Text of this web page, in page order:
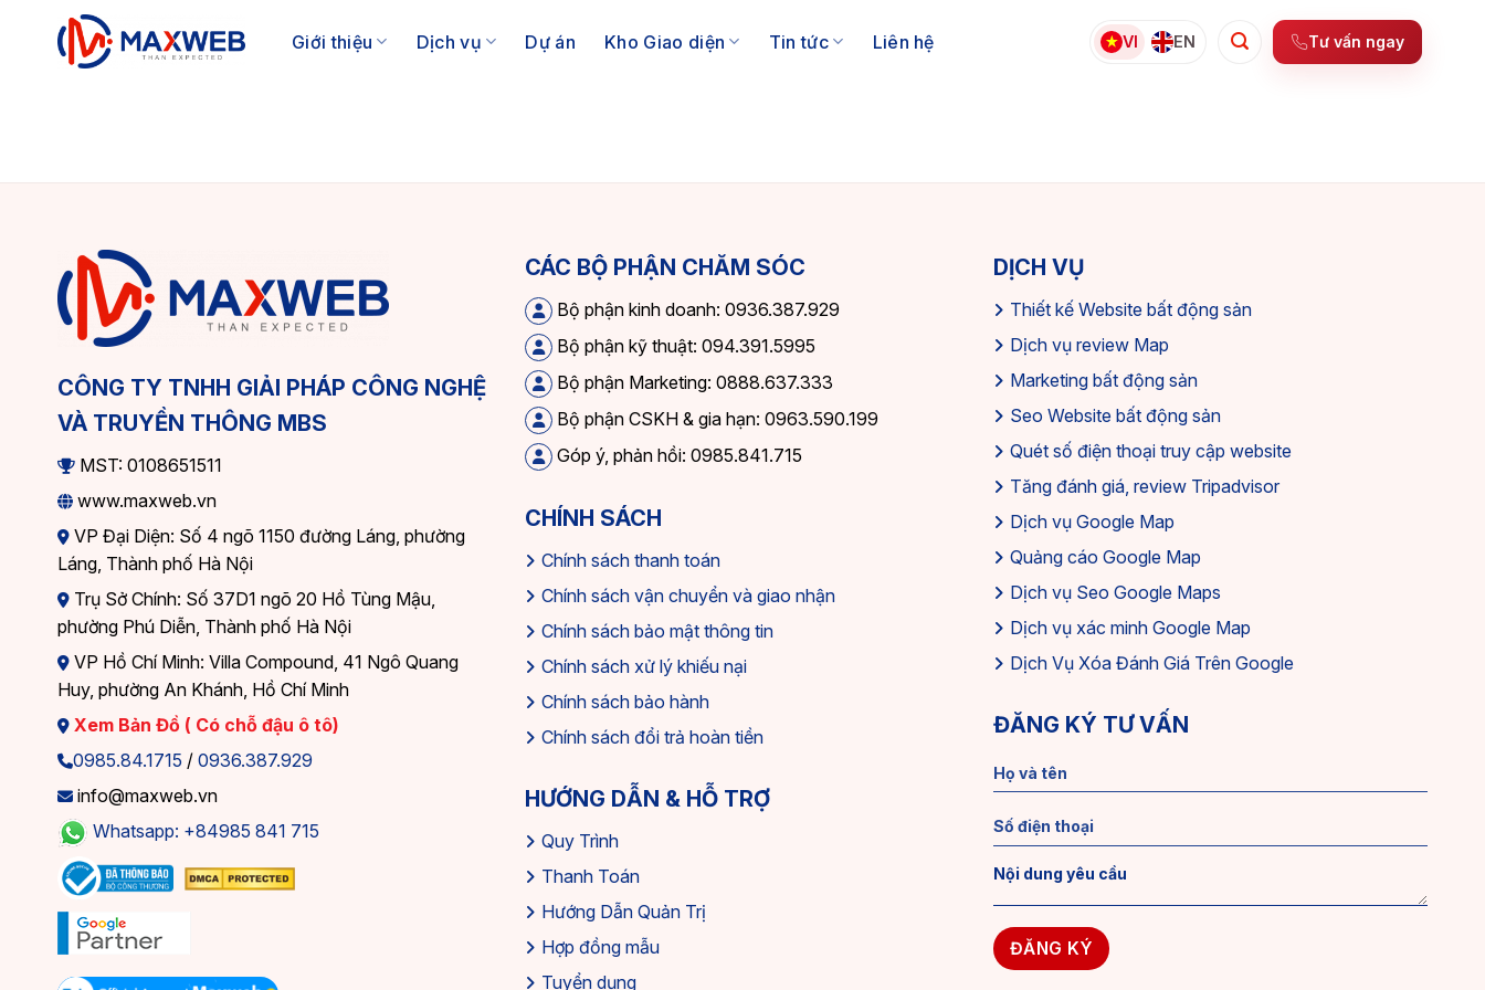
Giới thiệu Dịch vụ Dự án Kho Giao diện Tin tức Liên hệ VI EN Tư vấn ngay
CÔNG TY TNHH GIẢI PHÁP CÔNG NGHỆ
VÀ TRUYỀN THÔNG MBS
MST: 0108651511
www.maxweb.vn
VP Đại Diện: Số 4 ngõ 1150 đường Láng, phường
Láng, Thành phố Hà Nội
Trụ Sở Chính: Số 37D1 ngõ 20 Hồ Tùng Mậu,
phường Phú Diễn, Thành phố Hà Nội
VP Hồ Chí Minh: Villa Compound, 41 Ngô Quang
Huy, phường An Khánh, Hồ Chí Minh
Xem Bản Đồ ( Có chỗ đậu ô tô)
0985.84.1715 / 0936.387.929
info@maxweb.vn
Whatsapp: +84985 841 715
CÁC BỘ PHẬN CHĂM SÓC
Bộ phận kinh doanh: 0936.387.929
Bộ phận kỹ thuật: 094.391.5995
Bộ phận Marketing: 0888.637.333
Bộ phận CSKH & gia hạn: 0963.590.199
Góp ý, phản hồi: 0985.841.715
CHÍNH SÁCH
Chính sách thanh toán
Chính sách vận chuyển và giao nhận
Chính sách bảo mật thông tin
Chính sách xử lý khiếu nại
Chính sách bảo hành
Chính sách đổi trả hoàn tiền
HƯỚNG DẪN & HỖ TRỢ
Quy Trình
Thanh Toán
Hướng Dẫn Quản Trị
Hợp đồng mẫu
Tuyển dụng
DỊCH VỤ
Thiết kế Website bất động sản
Dịch vụ review Map
Marketing bất động sản
Seo Website bất động sản
Quét số điện thoại truy cập website
Tăng đánh giá, review Tripadvisor
Dịch vụ Google Map
Quảng cáo Google Map
Dịch vụ Seo Google Maps
Dịch vụ xác minh Google Map
Dịch Vụ Xóa Đánh Giá Trên Google
ĐĂNG KÝ TƯ VẤN